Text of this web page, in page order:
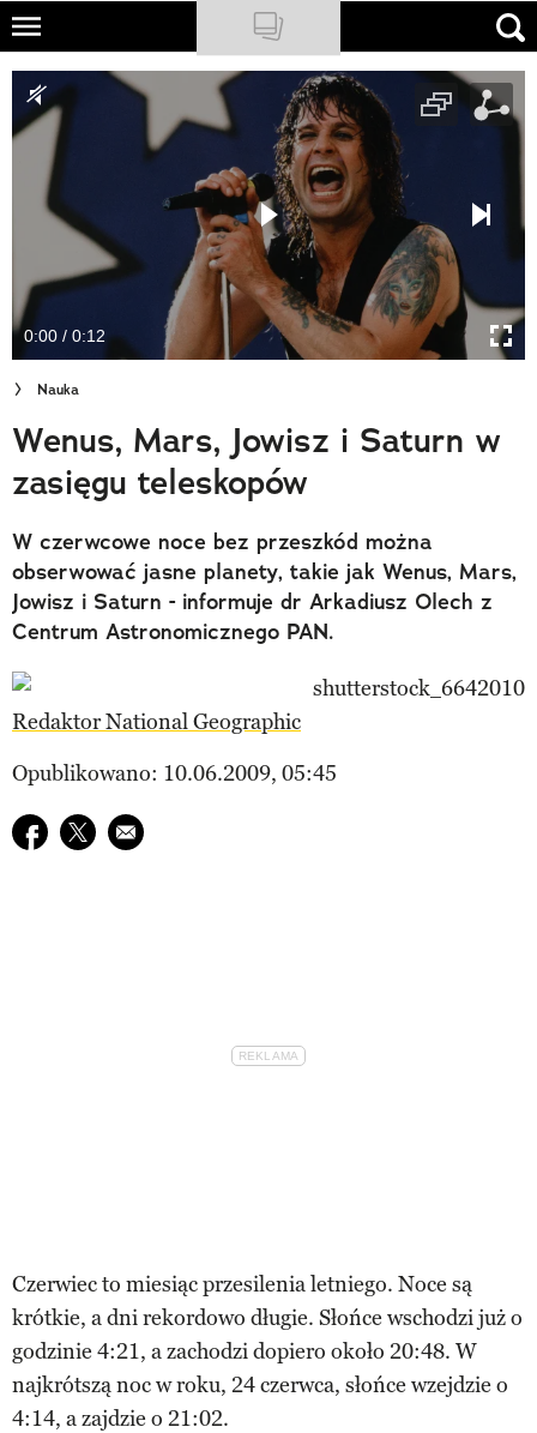
Skip
main
content
NATIONAL GEOGRAPHIC
TRAVELER
PODCASTY
Newsletter
Cuda Polski
Wielki Konkurs Fotograficzny
Trendbook Podróżniczy
Polecane
0:00 / 0:12
Nauka
Wenus, Mars, Jowisz i Saturn w
zasięgu teleskopów
W czerwcowe noce bez przeszkód można
obserwować jasne planety, takie jak Wenus, Mars,
Jowisz i Saturn - informuje dr Arkadiusz Olech z
Centrum Astronomicznego PAN.
Redaktor National Geographic
Opublikowano: 10.06.2009, 05:45
Udostępnij na facebook
Udostępnij na twitter
E-mail do przyjaciela
Czerwiec to miesiąc przesilenia letniego. Noce są
krótkie, a dni rekordowo długie. Słońce wschodzi już o
godzinie 4:21, a zachodzi dopiero około 20:48. W
najkrótszą noc w roku, 24 czerwca, słońce wzejdzie o
4:14, a zajdzie o 21:02.